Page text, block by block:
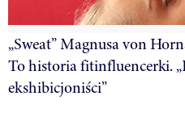
„Sweat” Magnusa von
To historia fitinfluencerki.
ekshibicjoniści”